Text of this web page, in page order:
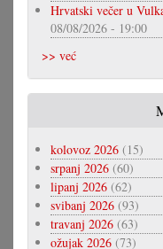
Hrvatski večer u
08/08/2026 - 19:00
>> već
kolovoz 2026 (15)
srpanj 2026 (60)
lipanj 2026 (62)
svibanj 2026 (93)
travanj 2026 (63)
ožujak 2026 (73)